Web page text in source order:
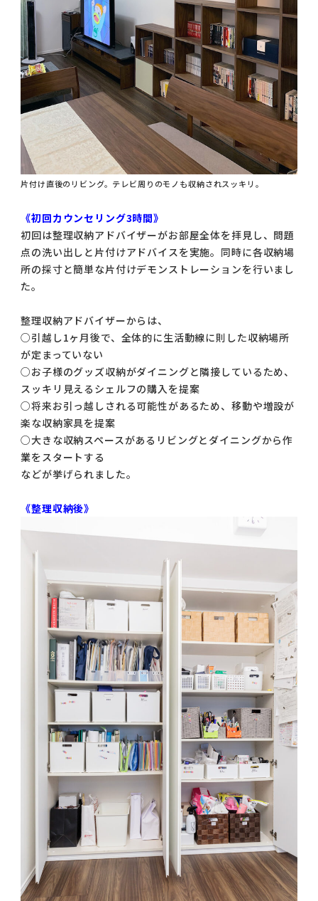
片付け直後のリビング。テレビ周りのモノも収納されスッキリ。
《初回カウンセリング3時間》
初回は整理収納アドバイザーがお部屋全体を拝見し、問題
点の洗い出しと片付けアドバイスを実施。同時に各収納場
所の採寸と簡単な片付けデモンストレーションを行いまし
た。
整理収納アドバイザーからは、
○引越し1ヶ月後で、全体的に生活動線に則した収納場所
が定まっていない
○お子様のグッズ収納がダイニングと隣接しているため、
スッキリ見えるシェルフの購入を提案
○将来お引っ越しされる可能性があるため、移動や増設が
楽な収納家具を提案
○大きな収納スペースがあるリビングとダイニングから作
業をスタートする
などが挙げられました。
《整理収納後》